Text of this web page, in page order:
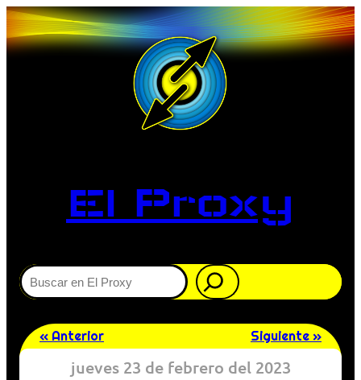
El Proxy
Buscar
« Anterior Siguiente »
jueves 23 de febrero del 2023